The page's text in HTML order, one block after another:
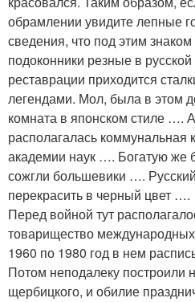
обрамлении увидите лепные
сведения, что под этим
подоконники резные в
реставрации приходится
легендами. Мол, была в этом
комната в японском стиле ….
располагалась коммунальная
академии наук …. Богатую же
сожгли большевики ….
перекрасить в черный цвет ….
Перед войной тут
товарищество международных
1960 по 1980 год в нем
Потом неподалеку построили
щербицкого, и обилие